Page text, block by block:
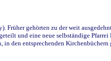
gehörten zu der weit
und eine neue selbständige
den entsprechenden Kirchenbüchern